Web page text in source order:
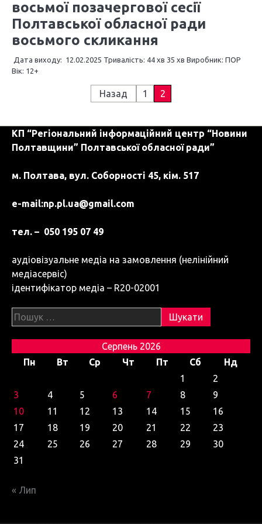
восьмої позачергової сесії
Полтавської обласної ради
восьмого скликання
Дата виходу: 12.02.2025 Тривалість: 44 хв 35 хв Виробник: ПОР
Вік: 12+
г
н
а
я
з
а
п
і
в
Назад 1 2
КП “Регіональний інформаційний центр “Новини
Полтавщини” Полтавської обласної ради”
м. Полтава, вул. Соборності 45, кім. 517
e-mail:np.pl.ua@gmail.com
тел. – 050 195 07 49
аудіовізуальне медіа на замовлення (нелінійний
медіасервіс)
ідентифікатор медіа – R20-02001
Пошук:
Серпень 2026
Пн
Вт Ср Чт Пт Сб
Нд
1
2
3
4 5 6 7 8
9
10
11 12 13 14 15
16
17
18 19 20 21 22
23
24
25 26 27 28 29
30
31
« Лип